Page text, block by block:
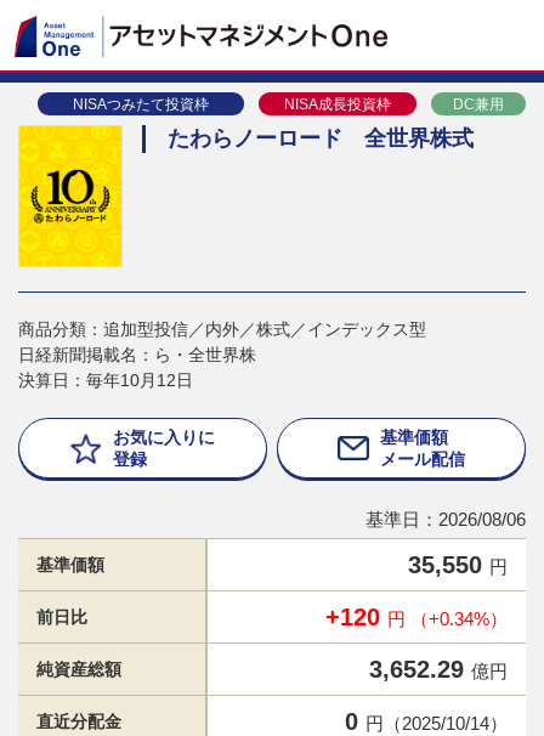
NISAつみたて投資枠 NISA成長投資枠 DC兼用
たわらノーロード 全世界株式
商品分類：追加型投信／内外／株式／インデックス型
日経新聞掲載名：ら・全世界株
決算日：毎年10月12日
お気に入りに
登録
基準価額
メール配信
基準日：2026/08/06
基準価額 35,550 円
前日比 +120 円 （+0.34%）
純資産総額 3,652.29 億円
直近分配金 0 円（2025/10/14）